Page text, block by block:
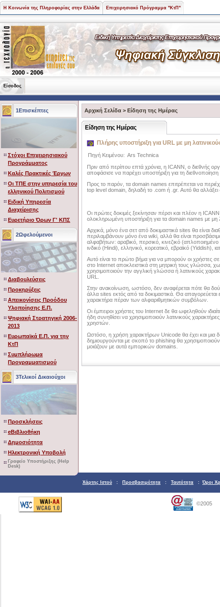
Η Κοινωνία της Πληροφορίας στην Ελλάδα Επιχειρησιακό Πρόγραμμα "ΚτΠ"
Είσοδος
1Επισκέπτες
Στόχοι Επιχειρησιακού
Προγράμματος
Καλές Πρακτικές Έργων
Οι ΤΠΕ στην υπηρεσία του
ελληνικού Πολιτισμού
Ειδική Υπηρεσία
Διαχείρισης
Ευρετήριο Όρων Γ' ΚΠΣ
2Ωφελούμενοι
Διαβουλεύσεις
Προκηρύξεις
Απεικονίσεις Προόδου
Υλοποίησης Ε.Π.
Ψηφιακή Στρατηγική 2006-
2013
Ευρωπαϊκά Ε.Π. για την
ΚτΠ
Συμπλήρωμα
Προγραμματισμού
3Τελικοί Δικαιούχοι
Προσκλήσεις
eΒιβλιοθήκη
Δημοσιότητα
Ηλεκτρονική Υποβολή
Γραφείο Υποστήριξης (Help
Desk)
Αρχική Σελίδα > Είδηση της Ημέρας
Είδηση της Ημέρας
Πλήρης υποστήριξη για URL με μη
Πηγή Κειμένου: Ars Technica
Πριν από περίπου επτά χρόνια, η ICANN, ο διεθνής
αποφάσισε να παρέχει υποστήριξη για τη
Προς το παρόν, τα domain names επιτρέπεται να
top level domain, δηλαδή το .com ή .gr. Αυτό θα αλλάξει
Οι πρώτες δοκιμές ξεκίνησαν πέρσι και πλέον η ICANN
ολοκληρωμένη υποστήριξη για τα domain names με μη
Αρχικά, μόνο ένα σετ από δοκιμαστικά sites θα είναι
περιλαμβάνουν μόνο ένα wiki, αλλά θα είναι
αλφαβήτων: αραβικό, περσικό, κινεζικό
ινδικό (Hindi), ελληνικό, κορεατικό, εβραϊκό (Yiddish),
Αυτό είναι το πρώτο βήμα για να μπορούν οι χρήστες
στο Internet αποκλειστικά στη μητρική τους γλώσσα,
χρησιμοποιούν την αγγλική γλώσσα ή λατινικούς
URL.
Στην ανακοίνωση, ωστόσο, δεν αναφέρεται πότε θα
άλλα sites εκτός από τα δοκιμαστικά. Θα
χαρακτήρα πέραν των αλφαριθμητικών συμβόλων.
Οι έμπειροι χρήστες του Internet δε θα ωφεληθούν
ήδη συνηθίσει να χρησιμοποιούν λατινικούς
χρηστών.
Ωστόσο, η χρήση χαρακτήρων Unicode θα έχει και
δημιουργούνται με σκοπό το phishing θα
μοιάζουν με αυτά εμπορικών domains.
Χάρτης Ιστού : Προσβασιμότητα : Ταυτότητα : Όροι
©2005